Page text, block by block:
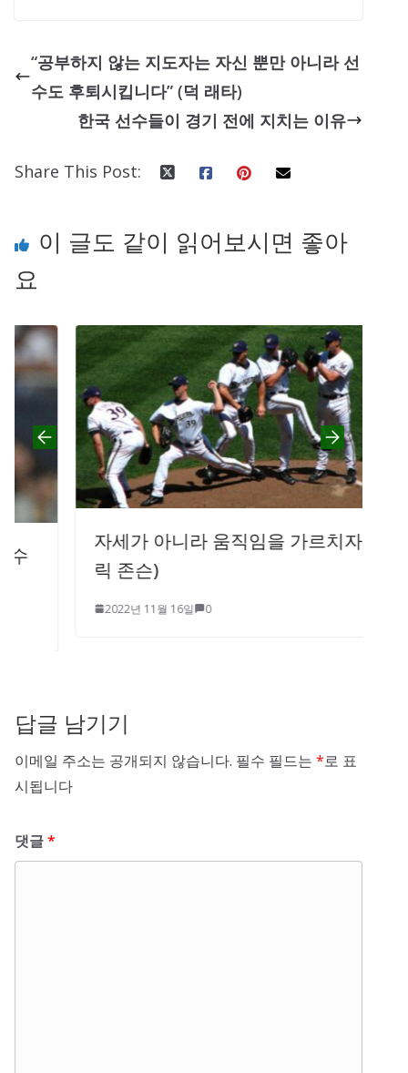
“공부하지 않는 지도자는 자신 뿐만 아니라 선
수도 후퇴시킵니다” (덕 래타)
한국 선수들이 경기 전에 지치는 이유
Share This Post:
이 글도 같이 읽어보시면 좋아
요
자세가 아니라 움직임을 가르치자 (데
릭 존슨)
2022년 11월 16일 0
답글 남기기
이메일 주소는 공개되지 않습니다. 필수 필드는 *로 표
시됩니다
댓글*